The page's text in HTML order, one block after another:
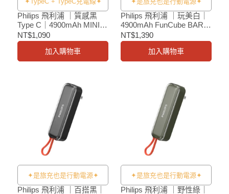
Philips 飛利浦 ｜質感黑
Type C｜4900mAh MINI 2
手錶磁吸多合一行動電源
NT$1,090
加入購物車
Philips 飛利浦 ｜玩美白｜
4900mAh FunCube BAR行
動電源
NT$1,390
加入購物車
✦是旅充也是行動電源✦
Philips 飛利浦 ｜百搭黑｜
✦是旅充也是行動電源✦
Philips 飛利浦 ｜野性綠｜